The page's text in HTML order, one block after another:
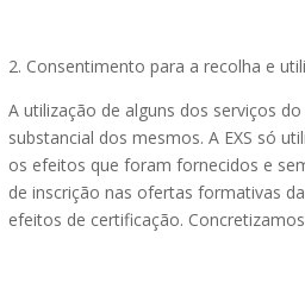
2. Consentimento para a recolha e
A utilização de alguns dos serviços
substancial dos mesmos. A EXS só
os efeitos que foram fornecidos e
de inscrição nas ofertas formativas
efeitos de certificação.